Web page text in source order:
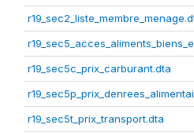
r19_sec5c_prix_carburant.dta
r19_sec5t_prix_transport.dta